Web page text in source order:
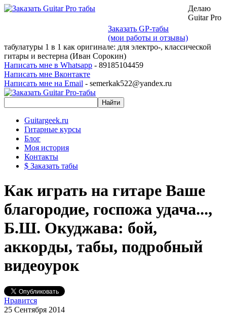
Заказать GP-табы
(мои работы и отзывы)
Делаю
Guitar Pro
табулатуры 1 в 1 как оригинале: для электро-, классической
гитары и вестерна (Иван Сорокин)
Написать мне в Whatsapp - 89185104459
Написать мне Вконтакте
Написать мне на Email - semerkak522@yandex.ru
Guitargeek.ru
Гитарные курсы
Блог
Моя история
Контакты
$ Заказать табы
Как играть на гитаре Ваше
благородие, госпожа удача...,
Б.Ш. Окуджава: бой,
аккорды, табы, подробный
видеоурок
Нравится
25 Сентября 2014